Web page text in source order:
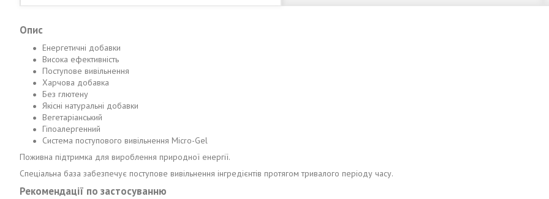
Опис
Енергетичні добавки
Висока ефективність
Поступове вивільнення
Харчова добавка
Без глютену
Якісні натуральні добавки
Вегетаріанський
Гіпоалергенний
Система поступового вивільнення Micro-Gel
Поживна підтримка для вироблення природної енергії.
Спеціальна база забезпечує поступове вивільнення інгредієнтів протягом тривалого періоду часу.
Рекомендації по застосуванню